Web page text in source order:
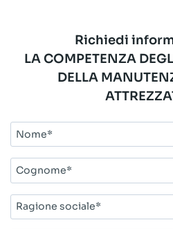
Richiedi
LA COMPETENZA
DELLA
Nome*
Cognome*
Ragione
sociale*